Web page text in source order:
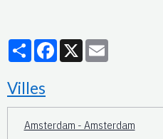
PartagerFacebook
X
Villes
Amsterdam - Amsterdam